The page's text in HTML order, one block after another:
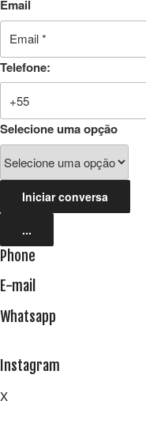
Email
Telefone:
Selecione uma opção
Iniciar conversa
...
Phone
E-mail
Whatsapp
Instagram
X